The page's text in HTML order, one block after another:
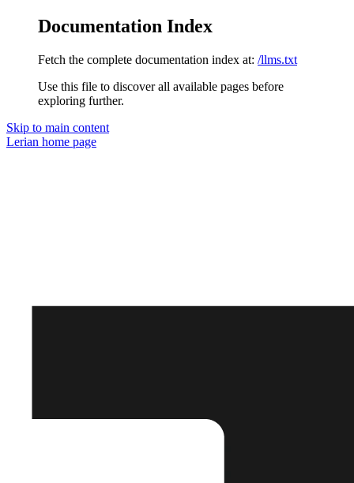
Documentation Index
Fetch the complete documentation index at: /llms.txt
Use this file to discover all available pages before
exploring further.
Skip to main content
Lerian home page